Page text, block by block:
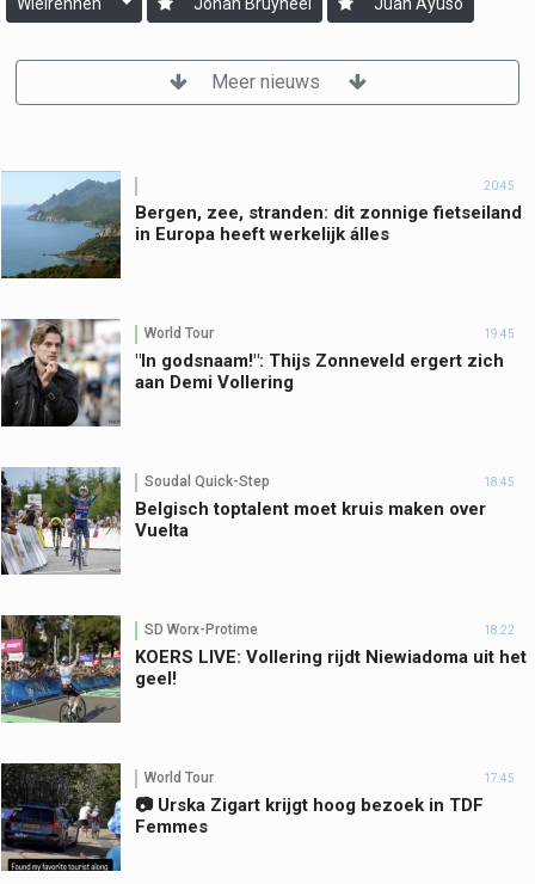
Meer nieuws
20:45
Bergen, zee, stranden: dit zonnige fietseiland
in Europa heeft werkelijk álles
World Tour 19:45
"In godsnaam!": Thijs Zonneveld ergert zich
aan Demi Vollering
Soudal Quick-Step 18:45
Belgisch toptalent moet kruis maken over
Vuelta
SD Worx-Protime 18:22
KOERS LIVE: Vollering rijdt Niewiadoma uit het
geel!
World Tour 17:45
📷 Urska Zigart krijgt hoog bezoek in TDF
Femmes